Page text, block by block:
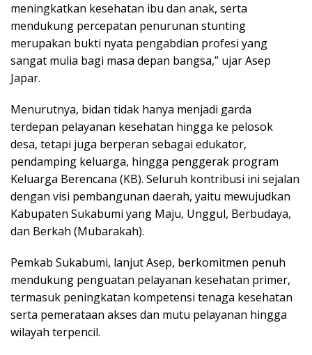
meningkatkan kesehatan ibu dan anak, serta
mendukung percepatan penurunan stunting
merupakan bukti nyata pengabdian profesi yang
sangat mulia bagi masa depan bangsa,” ujar Asep
Japar.
Menurutnya, bidan tidak hanya menjadi garda
terdepan pelayanan kesehatan hingga ke pelosok
desa, tetapi juga berperan sebagai edukator,
pendamping keluarga, hingga penggerak program
Keluarga Berencana (KB). Seluruh kontribusi ini sejalan
dengan visi pembangunan daerah, yaitu mewujudkan
Kabupaten Sukabumi yang Maju, Unggul, Berbudaya,
dan Berkah (Mubarakah).
Pemkab Sukabumi, lanjut Asep, berkomitmen penuh
mendukung penguatan pelayanan kesehatan primer,
termasuk peningkatan kompetensi tenaga kesehatan
serta pemerataan akses dan mutu pelayanan hingga
wilayah terpencil.